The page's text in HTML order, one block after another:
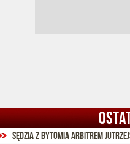
Sędzia z Bytomia arbitrem